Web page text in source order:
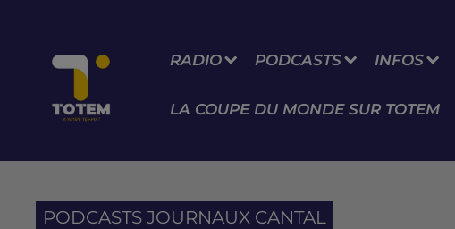
RADIO PODCASTS INFOS
LA COUPE DU MONDE SUR TOTEM
PODCASTS JOURNAUX CANTAL